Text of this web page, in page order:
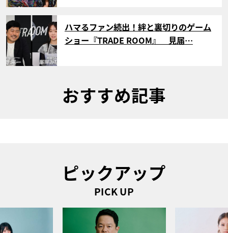
サムネイル
ハマるファン続出！絆と裏切りのゲーム
ショー『TRADE ROOM』 見届…
おすすめ記事
ピックアップ
PICK UP